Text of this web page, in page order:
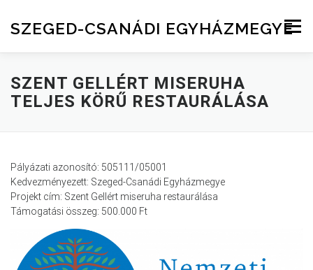
SZEGED-CSANÁDI EGYHÁZMEGYE
Menu
SZENT GELLÉRT MISERUHA
TELJES KÖRŰ RESTAURÁLÁSA
Pályázati azonosító: 505111/05001
Kedvezményezett: Szeged-Csanádi Egyházmegye
Projekt cím: Szent Gellért miseruha restaurálása
Támogatási összeg: 500.000 Ft